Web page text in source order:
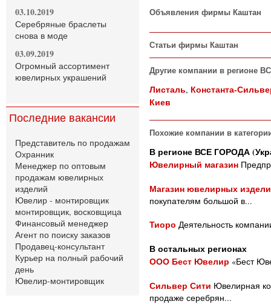
03.10.2019
Серебряные браслеты
снова в моде
03.09.2019
Огромный ассортимент
ювелирных украшений
Последние вакансии
Представитель по продажам
Охранник
Менеджер по оптовым
продажам ювелирных
изделий
Ювелир - монтировщик
монтировщик, восковщица
Финансовый менеджер
Агент по поиску заказов
Продавец-консультант
Курьер на полный рабочий
день
Ювелир-монтировщик
Объявления фирмы Каштан
Статьи фирмы Каштан
Другие компании в регионе
Листаль, Константа-
Киев
Похожие компании в
В регионе ВСЕ ГОРОДА
Ювелирный магазин
Магазин ювелирных
покупателям большой в...
Тиоро Деятельность
В остальных регионах
ООО Бест Ювелир «Бест
Сильвер Сити Ювелирная
продаже серебрян...